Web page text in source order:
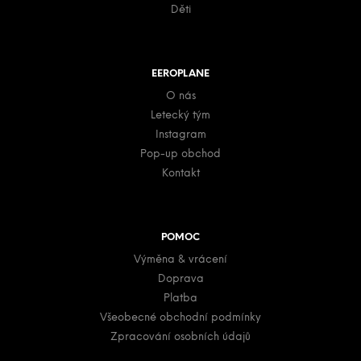
Děti
EEROPLANE
O nás
Letecký tým
Instagram
Pop-up obchod
Kontakt
POMOC
Výměna & vrácení
Doprava
Platba
Všeobecné obchodní podmínky
Zpracování osobních údajů